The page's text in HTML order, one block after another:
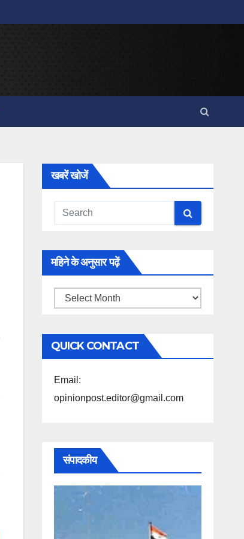
खबरें खोजें
महिने के अनुसार पढ़ें
महिने
अनुसार
पढ़ें
QUICK CONTACT
Email:
opinionpost.editor@gmail.com
संपादकीय